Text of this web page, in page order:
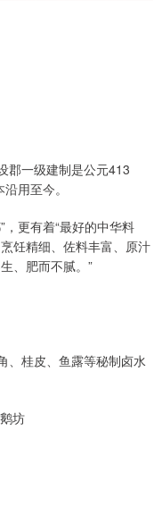
郡一级建制是公元413
用至今。
更有着“最好的中华料
饪精细、佐料丰富、原汁
、肥而不腻。”
、桂皮、鱼露等秘制卤水
坊